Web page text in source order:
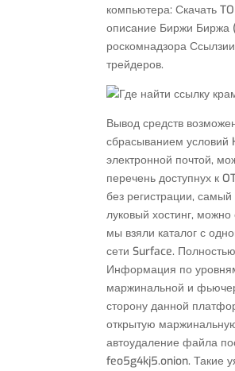
компьютера: Скачать
описание Биржи Биржа
роскомнадзора
трейдеров.
Вывод средств
сбрасыванием условий
электронной почтой,
перечень доступнух к
без регистрации,
луковый хостинг,
мы взяли каталог с
сети Surface.
Информация по
маржинальной и
сторону данной
открытую
автоудаление файла
feo5g4kj5.onion. Такие